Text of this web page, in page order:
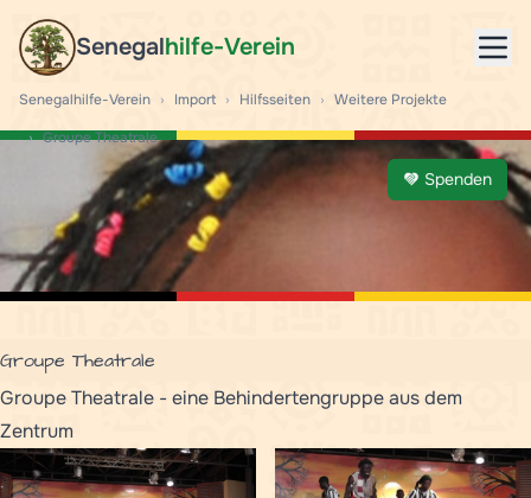
Senegalhilfe-Verein
Senegalhilfe-Verein › Import › Hilfsseiten › Weitere Projekte
› Groupe Theatrale
Spenden
Groupe Theatrale
Groupe Theatrale - eine Behindertengruppe aus dem
Zentrum